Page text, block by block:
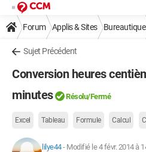
Forum Applis & Sites Bureautique
Sujet Précédent
Conversion heures
minutes
Résolu/Fermé
Excel Tableau Formule Calcul
lilye44- Modifié le 4 févr. 2014 à